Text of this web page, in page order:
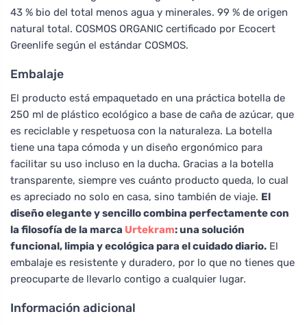
43 % bio del total menos agua y minerales. 99 % de origen
natural total. COSMOS ORGANIC certificado por Ecocert
Greenlife según el estándar COSMOS.
Embalaje
El producto está empaquetado en una práctica botella de
250 ml de plástico ecológico a base de caña de azúcar, que
es reciclable y respetuosa con la naturaleza. La botella
tiene una tapa cómoda y un diseño ergonómico para
facilitar su uso incluso en la ducha. Gracias a la botella
transparente, siempre ves cuánto producto queda, lo cual
es apreciado no solo en casa, sino también de viaje. El
diseño elegante y sencillo combina perfectamente con
la filosofía de la marca Urtekram: una solución
funcional, limpia y ecológica para el cuidado diario. El
embalaje es resistente y duradero, por lo que no tienes que
preocuparte de llevarlo contigo a cualquier lugar.
Información adicional